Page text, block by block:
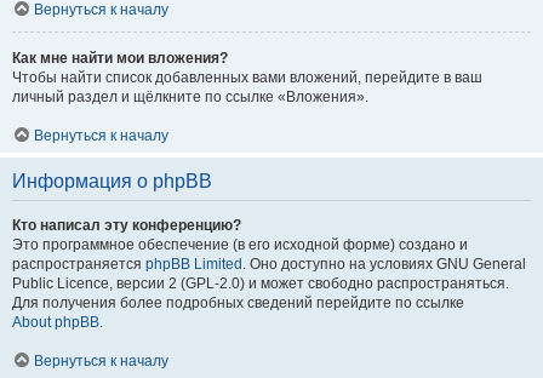
Вернуться к началу
Как мне найти мои вложения?
Чтобы найти список добавленных вами вложений, перейдите в ваш
личный раздел и щёлкните по ссылке «Вложения».
Вернуться к началу
Информация о phpBB
Кто написал эту конференцию?
Это программное обеспечение (в его исходной форме) создано и
распространяется phpBB Limited . Оно доступно на условиях GNU General
Public Licence, версии 2 (GPL-2.0) и может свободно распространяться.
Для получения более подробных сведений перейдите по ссылке
About phpBB.
Вернуться к началу